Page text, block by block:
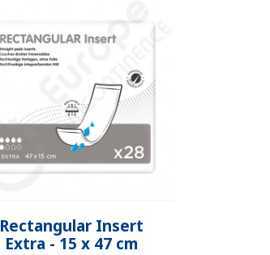
Snel bekijken
Rectangular Insert
Extra - 15 x 47 cm